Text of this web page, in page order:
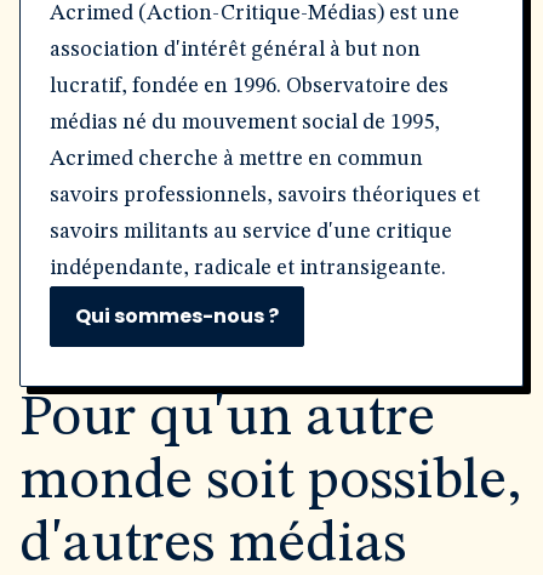
Acrimed (Action-Critique-Médias) est une
association d'intérêt général à but non
lucratif, fondée en 1996. Observatoire des
médias né du mouvement social de 1995,
Acrimed cherche à mettre en commun
savoirs professionnels, savoirs théoriques et
savoirs militants au service d'une critique
indépendante, radicale et intransigeante.
Qui sommes-nous ?
Pour qu'un autre
monde soit possible,
d'autres médias